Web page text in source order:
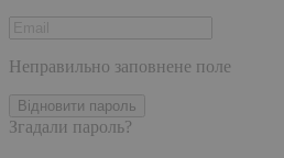
Неправильно заповнене поле
Відновити пароль
Згадали пароль?